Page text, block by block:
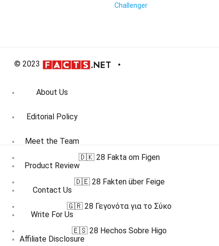
Challenger
© 2023
About Us
Editorial Policy
Meet the Team
Product Review
Contact Us
Write For Us
Affiliate Disclosure
🇩🇰 28 Fakta om Figen
🇩🇪 28 Fakten über Feige
🇬🇷 28 Γεγονότα για το Σύκο
🇪🇸 28 Hechos Sobre Higo